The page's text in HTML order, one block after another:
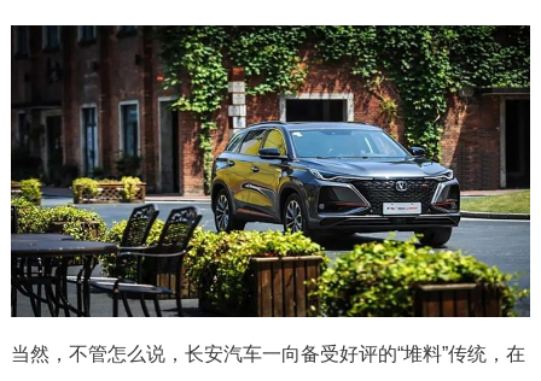
当然，不管怎么说，长安汽车一向备受好评的“堆料”传统，在